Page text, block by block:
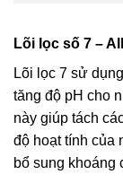
Lõi lọc số 7 –
Lõi lọc 7 sử
tăng độ pH cho
này giúp tách
độ hoạt tính của
bổ sung khoáng